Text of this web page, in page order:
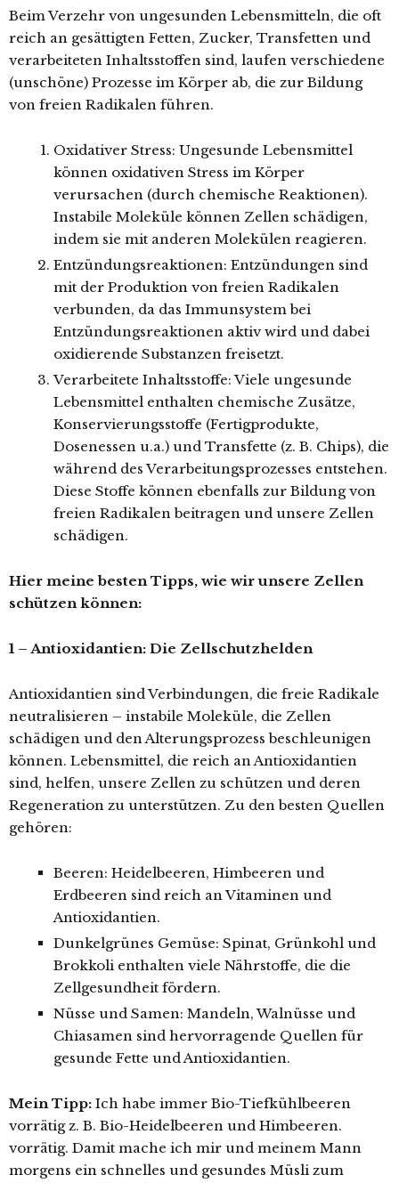
Beim Verzehr von ungesunden Lebensmitteln, die oft
reich an gesättigten Fetten, Zucker, Transfetten und
verarbeiteten Inhaltsstoffen sind, laufen verschiedene
(unschöne) Prozesse im Körper ab, die zur Bildung
von freien Radikalen führen.
Oxidativer Stress: Ungesunde Lebensmittel
können oxidativen Stress im Körper
verursachen (durch chemische Reaktionen).
Instabile Moleküle können Zellen schädigen,
indem sie mit anderen Molekülen reagieren.
Entzündungsreaktionen: Entzündungen sind
mit der Produktion von freien Radikalen
verbunden, da das Immunsystem bei
Entzündungsreaktionen aktiv wird und dabei
oxidierende Substanzen freisetzt.
Verarbeitete Inhaltsstoffe: Viele ungesunde
Lebensmittel enthalten chemische Zusätze,
Konservierungsstoffe (Fertigprodukte,
Dosenessen u.a.) und Transfette (z. B. Chips), die
während des Verarbeitungsprozesses entstehen.
Diese Stoffe können ebenfalls zur Bildung von
freien Radikalen beitragen und unsere Zellen
schädigen.
Hier meine besten Tipps, wie wir unsere Zellen
schützen können:
1 – Antioxidantien: Die Zellschutzhelden
Antioxidantien sind Verbindungen, die freie Radikale
neutralisieren – instabile Moleküle, die Zellen
schädigen und den Alterungsprozess beschleunigen
können. Lebensmittel, die reich an Antioxidantien
sind, helfen, unsere Zellen zu schützen und deren
Regeneration zu unterstützen. Zu den besten Quellen
gehören:
Beeren: Heidelbeeren, Himbeeren und
Erdbeeren sind reich an Vitaminen und
Antioxidantien.
Dunkelgrünes Gemüse: Spinat, Grünkohl und
Brokkoli enthalten viele Nährstoffe, die die
Zellgesundheit fördern.
Nüsse und Samen: Mandeln, Walnüsse und
Chiasamen sind hervorragende Quellen für
gesunde Fette und Antioxidantien.
Mein Tipp: Ich habe immer Bio-Tiefkühlbeeren
vorrätig z. B. Bio-Heidelbeeren und Himbeeren.
vorrätig. Damit mache ich mir und meinem Mann
morgens ein schnelles und gesundes Müsli zum